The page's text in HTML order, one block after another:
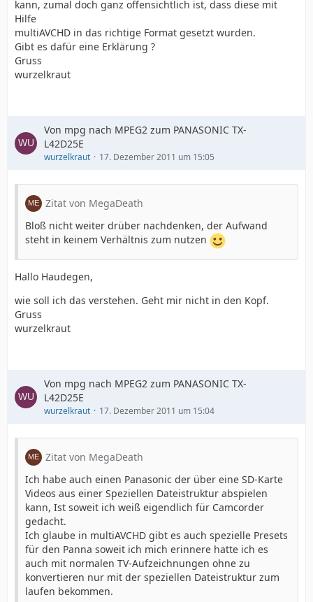
kann, zumal doch ganz offensichtlich ist, dass diese mit
Hilfe
multiAVCHD in das richtige Format gesetzt wurden.
Gibt es dafür eine Erklärung ?
Gruss
wurzelkraut
Von mpg nach MPEG2 zum PANASONIC TX-
L42D25E
wurzelkraut 17. Dezember 2011 um 15:05
Zitat von MegaDeath
Bloß nicht weiter drüber nachdenken, der Aufwand
steht in keinem Verhältnis zum nutzen
Hallo Haudegen,
wie soll ich das verstehen. Geht mir nicht in den Kopf.
Gruss
wurzelkraut
Von mpg nach MPEG2 zum PANASONIC TX-
L42D25E
wurzelkraut 17. Dezember 2011 um 15:04
Zitat von MegaDeath
Ich habe auch einen Panasonic der über eine SD-Karte
Videos aus einer Speziellen Dateistruktur abspielen
kann, Ist soweit ich weiß eigendlich für Camcorder
gedacht.
Ich glaube in multiAVCHD gibt es auch spezielle Presets
für den Panna soweit ich mich erinnere hatte ich es
auch mit normalen TV-Aufzeichnungen ohne zu
konvertieren nur mit der speziellen Dateistruktur zum
laufen bekommen.